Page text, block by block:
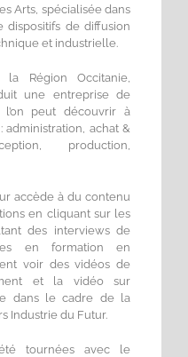
Arts, spécialisée dans
dispositifs de diffusion
et industrielle.
Région Occitanie,
une entreprise de
l’on peut découvrir à
administration, achat &
production,
accède à du contenu
en cliquant sur les
des interviews de
en formation en
voir des vidéos de
et la vidéo sur
dans le cadre de la
Industrie du Futur.
tournées avec le